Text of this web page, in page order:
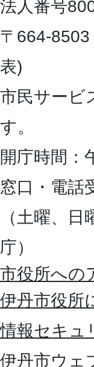
法人番号
〒664-
表)
市民サービ
す。
開庁時間：
窓口・電話
（土曜、
庁）
市役所への
伊丹市役所
情報セキュ
伊丹市ウェ